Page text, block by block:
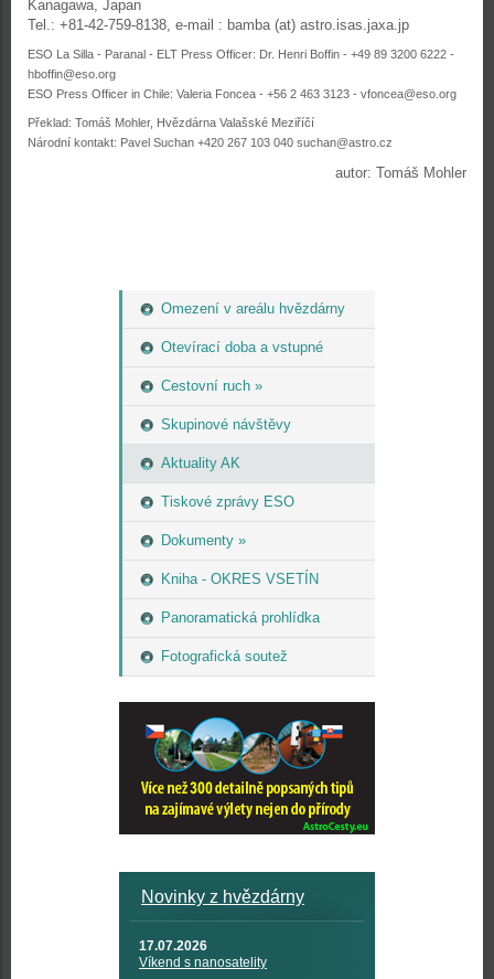
Omezení v areálu hvězdárny
Otevírací doba a vstupné
Cestovní ruch »
Skupinové návštěvy
Aktuality AK
Tiskové zprávy ESO
Dokumenty »
Kniha - OKRES VSETÍN
Panoramatická prohlídka
Fotografická soutež
Novinky z hvězdárny
17.07.2026
Víkend s nanosatelity
Kanagawa, Japan
Tel.: +81-42-759-8138, e-mail : bamba (at) astro.isas.jaxa.jp
ESO La Silla - Paranal - ELT Press Officer: Dr. Henri Boffin - +49 89 3200 6222 -
hboffin@eso.org
ESO Press Officer in Chile: Valeria Foncea - +56 2 463 3123 - vfoncea@eso.org
Překlad: Tomáš Mohler, Hvězdárna Valašské Meziříčí
Národní kontakt: Pavel Suchan +420 267 103 040 suchan@astro.cz
autor: Tomáš Mohler